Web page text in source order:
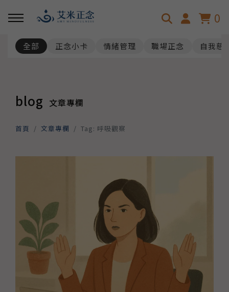
0
回主選單
艾米的故事
回主選單
正念是什麼呢？
全部 正念小卡 情緒管理 職場正念 自我慈
blog 文章專欄
首頁 文章專欄 Tag: 呼吸觀察